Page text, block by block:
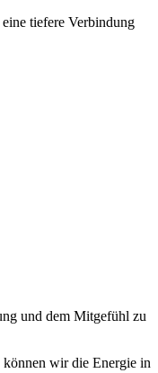
tiefere Verbindung
und dem Mitgefühl zu
können wir die Energie in